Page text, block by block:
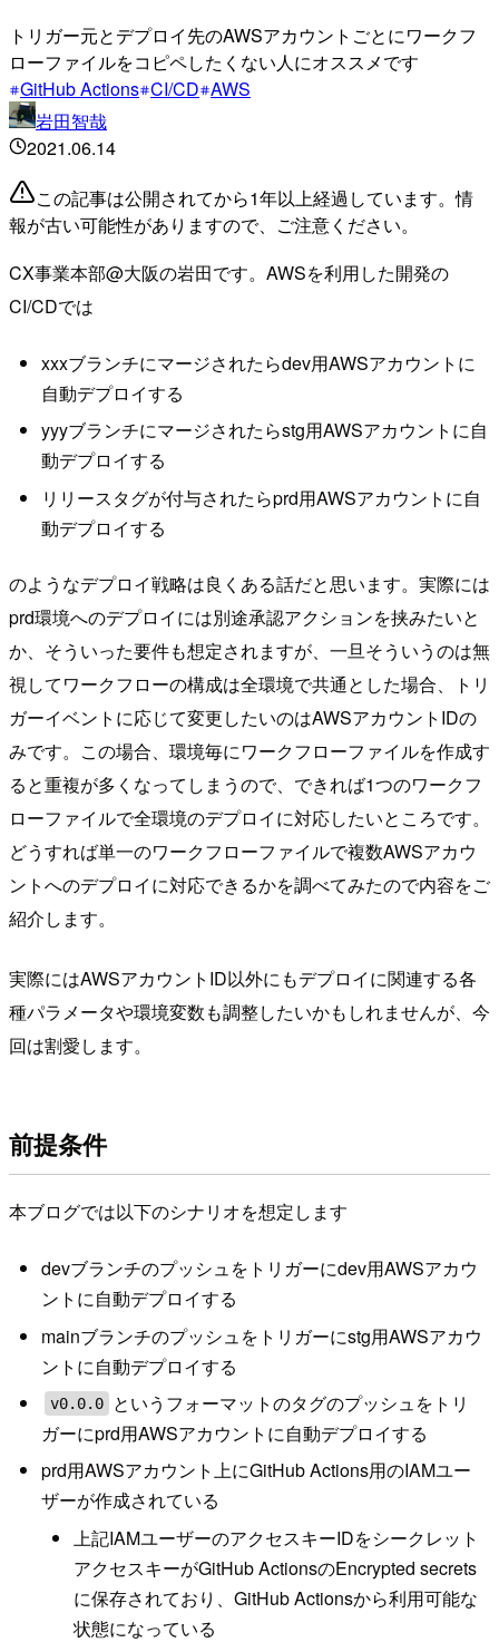
トリガー元とデプロイ先のAWSアカウントごとにワークフ
ローファイルをコピペしたくない人にオススメです
GitHub Actions CI/CD AWS
岩田智哉
2021.06.14
この記事は公開されてから1年以上経過しています。情
報が古い可能性がありますので、ご注意ください。
CX事業本部@大阪の岩田です。AWSを利用した開発の
CI/CDでは
xxxブランチにマージされたらdev用AWSアカウントに
自動デプロイする
yyyブランチにマージされたらstg用AWSアカウントに自
動デプロイする
リリースタグが付与されたらprd用AWSアカウントに自
動デプロイする
のようなデプロイ戦略は良くある話だと思います。実際には
prd環境へのデプロイには別途承認アクションを挟みたいと
か、そういった要件も想定されますが、一旦そういうのは無
視してワークフローの構成は全環境で共通とした場合、トリ
ガーイベントに応じて変更したいのはAWSアカウントIDの
みです。この場合、環境毎にワークフローファイルを作成す
ると重複が多くなってしまうので、できれば1つのワークフ
ローファイルで全環境のデプロイに対応したいところです。
どうすれば単一のワークフローファイルで複数AWSアカウ
ントへのデプロイに対応できるかを調べてみたので内容をご
紹介します。
実際にはAWSアカウントID以外にもデプロイに関連する各
種パラメータや環境変数も調整したいかもしれませんが、今
回は割愛します。
前提条件
本ブログでは以下のシナリオを想定します
devブランチのプッシュをトリガーにdev用AWSアカウ
ントに自動デプロイする
mainブランチのプッシュをトリガーにstg用AWSアカウ
ントに自動デプロイする
v0.0.0
というフォーマットのタグのプッシュをトリ
ガーにprd用AWSアカウントに自動デプロイする
prd用AWSアカウント上にGitHub Actions用のIAMユー
ザーが作成されている
上記IAMユーザーのアクセスキーIDをシークレット
アクセスキーがGitHub ActionsのEncrypted secrets
に保存されており、GitHub Actionsから利用可能な
状態になっている